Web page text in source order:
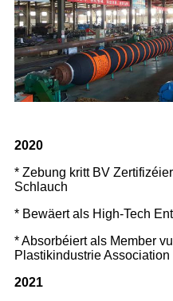
2020
* Zebung kritt BV
Schlauch
* Bewäert als High-Tech
* Absorbéiert als Member
Plastikindustrie Association
2021